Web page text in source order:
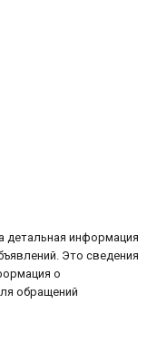
детальная информация
Это сведения
о
обращений